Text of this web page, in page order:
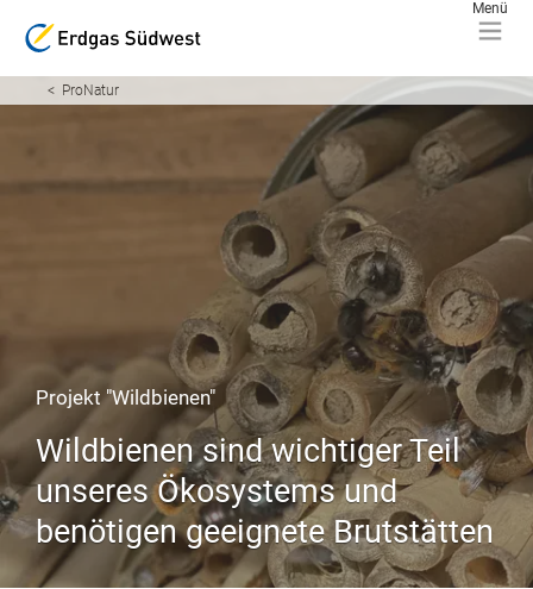
ProNatur
Projekt "Wildbienen"
Wildbienen sind wichtiger Teil
unseres Ökosystems und
benötigen geeignete Brutstätten